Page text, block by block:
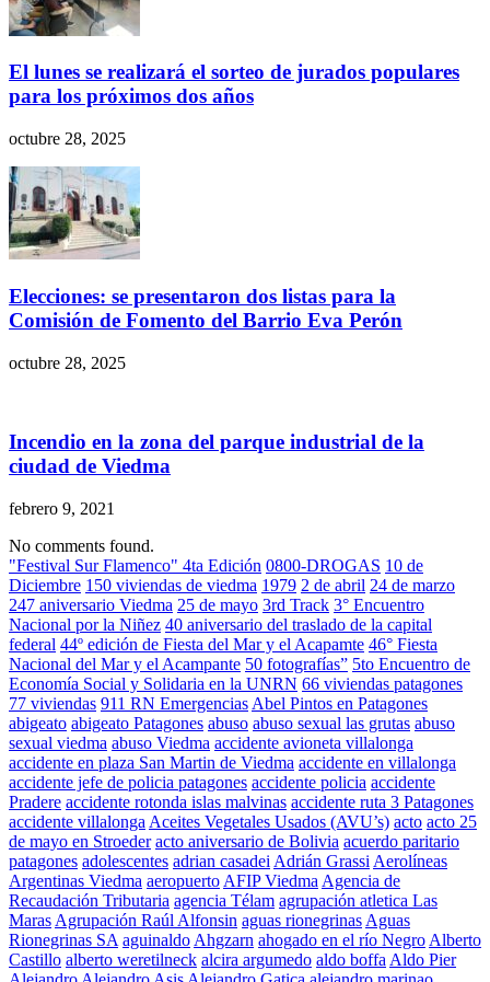
El lunes se realizará el sorteo de jurados populares
para los próximos dos años
octubre 28, 2025
Elecciones: se presentaron dos listas para la
Comisión de Fomento del Barrio Eva Perón
octubre 28, 2025
Incendio en la zona del parque industrial de la
ciudad de Viedma
febrero 9, 2021
No comments found.
"Festival Sur Flamenco" 4ta Edición 0800-DROGAS 10 de
Diciembre 150 viviendas de viedma 1979 2 de abril 24 de marzo
247 aniversario Viedma 25 de mayo 3rd Track 3° Encuentro
Nacional por la Niñez 40 aniversario del traslado de la capital
federal 44º edición de Fiesta del Mar y el Acapamte 46° Fiesta
Nacional del Mar y el Acampante 50 fotografías” 5to Encuentro de
Economía Social y Solidaria en la UNRN 66 viviendas patagones
77 viviendas 911 RN Emergencias Abel Pintos en Patagones
abigeato abigeato Patagones abuso abuso sexual las grutas abuso
sexual viedma abuso Viedma accidente avioneta villalonga
accidente en plaza San Martin de Viedma accidente en villalonga
accidente jefe de policia patagones accidente policia accidente
Pradere accidente rotonda islas malvinas accidente ruta 3 Patagones
accidente villalonga Aceites Vegetales Usados (AVU’s) acto acto 25
de mayo en Stroeder acto aniversario de Bolivia acuerdo paritario
patagones adolescentes adrian casadei Adrián Grassi Aerolíneas
Argentinas Viedma aeropuerto AFIP Viedma Agencia de
Recaudación Tributaria agencia Télam agrupación atletica Las
Maras Agrupación Raúl Alfonsin aguas rionegrinas Aguas
Rionegrinas SA aguinaldo Ahgzarn ahogado en el río Negro Alberto
Castillo alberto weretilneck alcira argumedo aldo boffa Aldo Pier